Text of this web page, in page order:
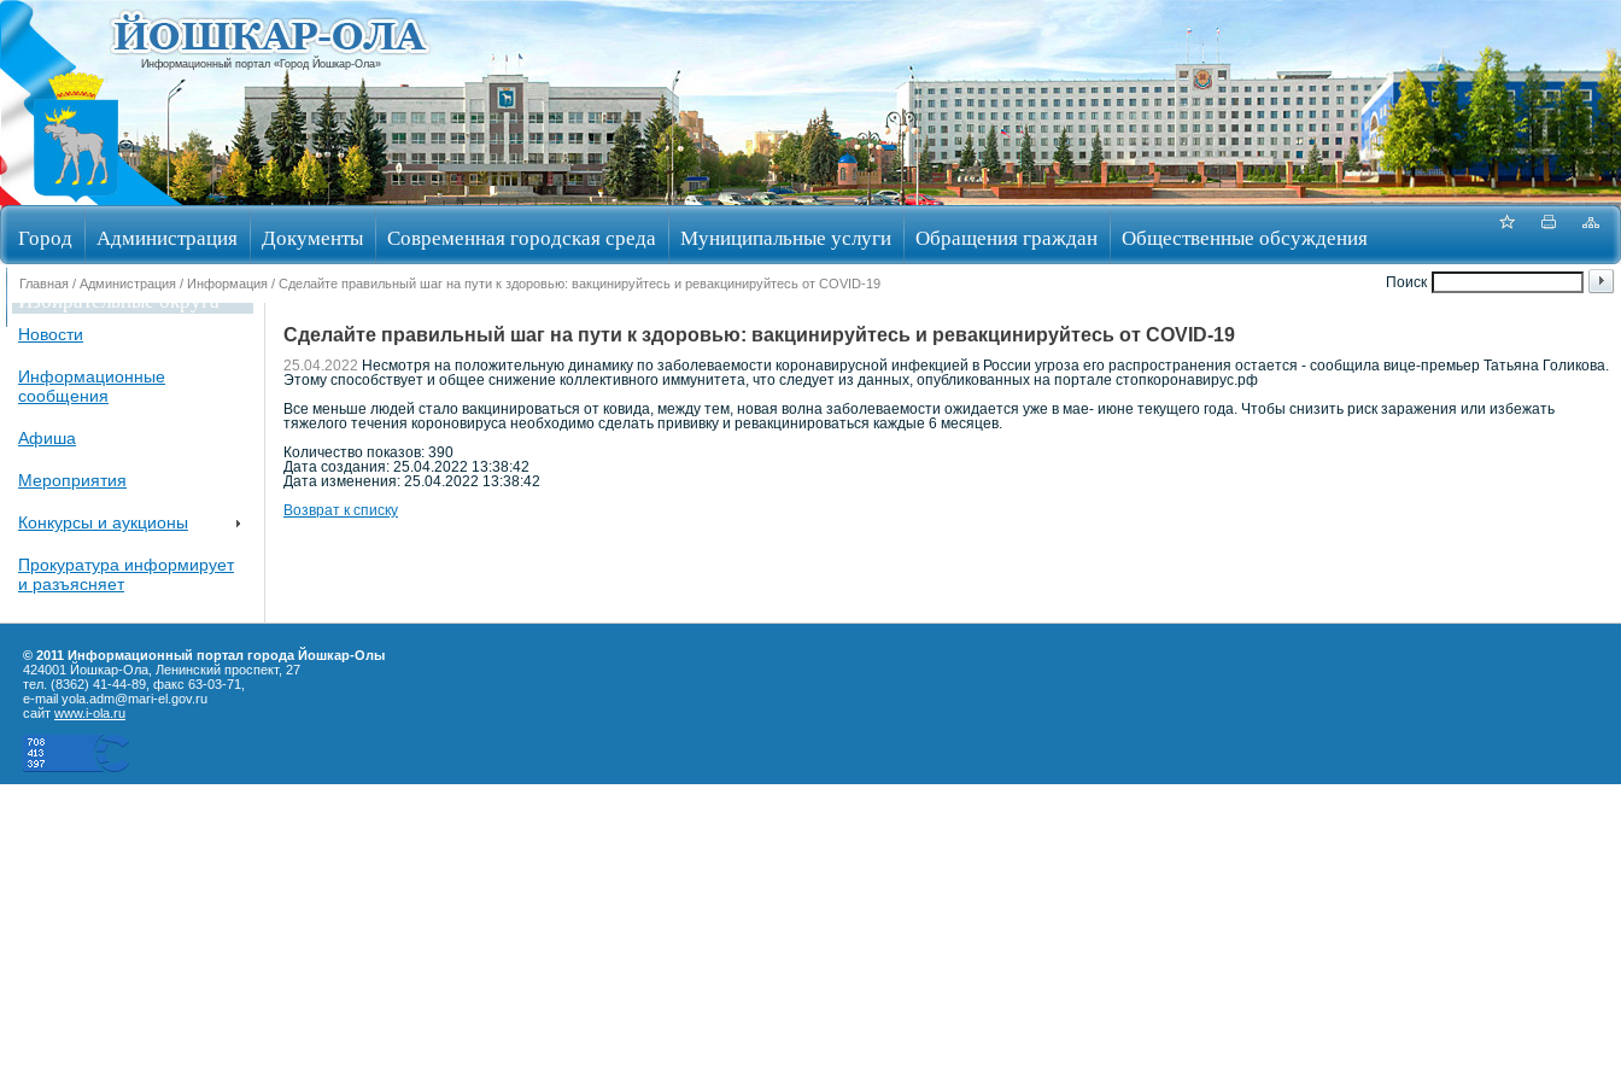
Информационный портал «Город Йошкар-Ола»
Город Администрация Документы Современная городская среда Муниципальные услуги Обращения граждан Общественные обсуждения
Избирательные округа
Поиск
Главная / Администрация / Информация / Сделайте правильный шаг на пути к здоровью: вакцинируйтесь и ревакцинируйтесь от COVID-19
Новости
Информационные
сообщения
Афиша
Мероприятия
Конкурсы и аукционы
Прокуратура информирует
и разъясняет
Сделайте правильный шаг на пути к здоровью: вакцинируйтесь и ревакцинируйтесь от COVID-19
25.04.2022 Несмотря на положительную динамику по заболеваемости коронавирусной инфекцией в России угроза его распространения остается - сообщила вице-премьер Татьяна Голикова.
Этому способствует и общее снижение коллективного иммунитета, что следует из данных, опубликованных на портале стопкоронавирус.рф
Все меньше людей стало вакцинироваться от ковида, между тем, новая волна заболеваемости ожидается уже в мае- июне текущего года. Чтобы снизить риск заражения или избежать
тяжелого течения короновируса необходимо сделать прививку и ревакцинироваться каждые 6 месяцев.
Количество показов: 390
Дата создания: 25.04.2022 13:38:42
Дата изменения: 25.04.2022 13:38:42
Возврат к списку
© 2011 Информационный портал города Йошкар-Олы
424001 Йошкар-Ола, Ленинский проспект, 27
тел. (8362) 41-44-89, факс 63-03-71,
e-mail yola.adm@mari-el.gov.ru
сайт www.i-ola.ru